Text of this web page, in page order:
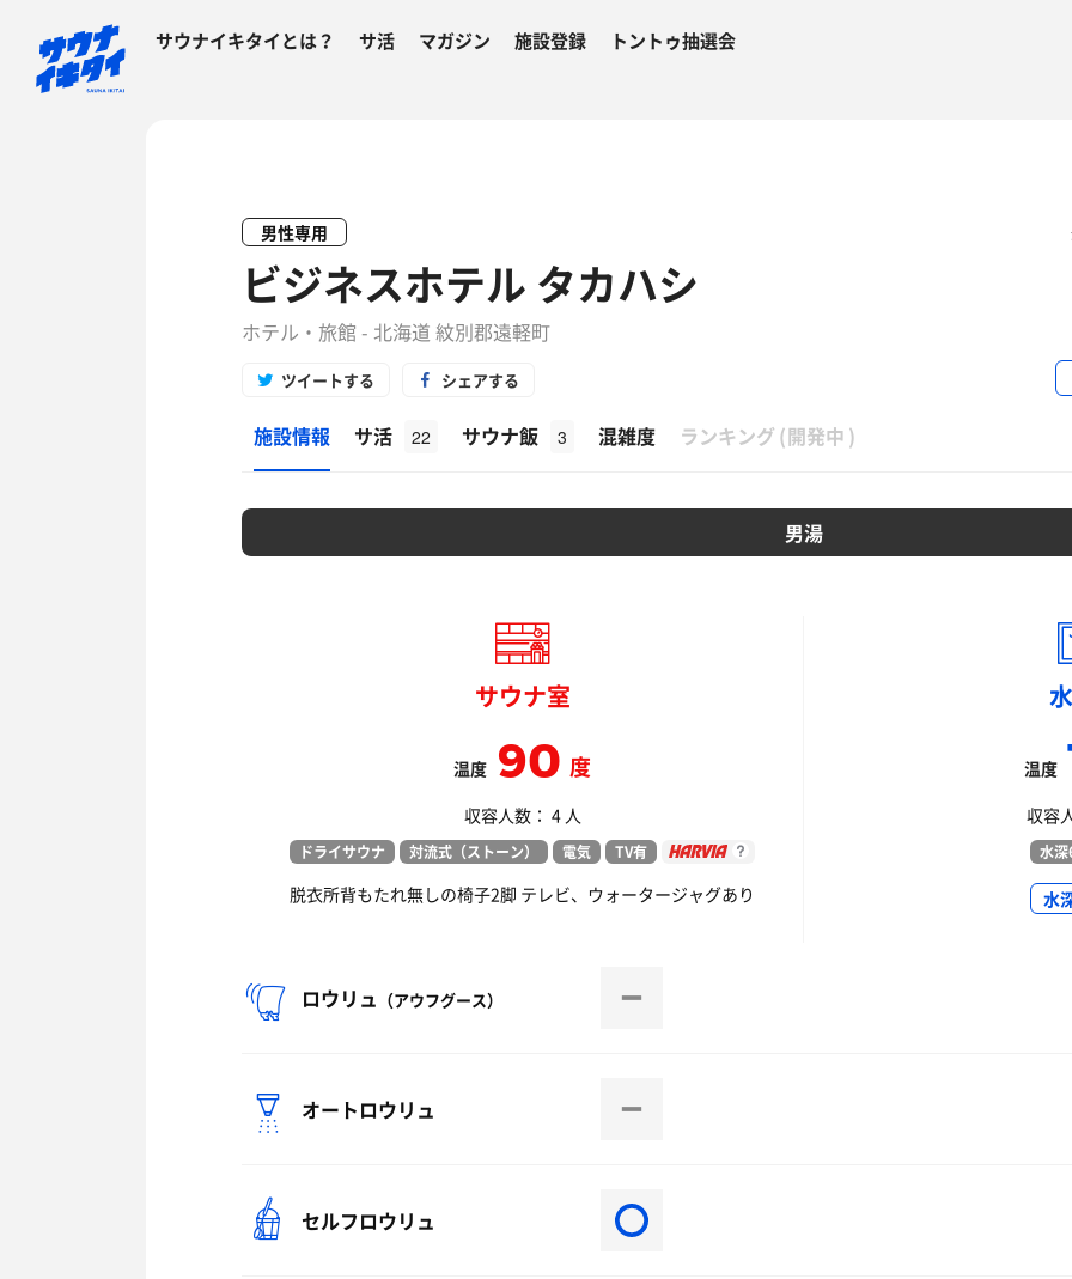
サウナイキタイとは？ サ活 マガジン 施設登録 トントゥ抽選会
男性専用
ビジネスホテル タカハシ
ホテル・旅館 - 北海道 紋別郡遠軽町
ツイートする シェアする
施設情報 サ活 22 サウナ飯 3 混雑度 ランキング (開発中 )
男湯
サウナ室
温度 90度
収容人数： 4 人
ドライサウナ 対流式（ストーン） 電気 TV有
脱衣所背もたれ無しの椅子2脚 テレビ、ウォータージャグあり
温度
収容
水
水
ロウリュ （アウフグース）
オートロウリュ
セルフロウリュ